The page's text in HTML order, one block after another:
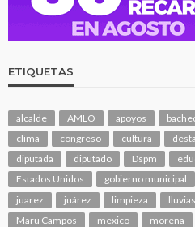
ETIQUETAS
alcalde AMLO apoyos
clima
congreso cultura
diputada
diputado Dspm
Estados Unidos
gobierno municipal
juarez
juárez limpieza lluvias
Maru Campos
mexico morena